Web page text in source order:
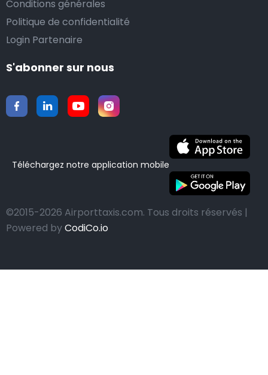
Conditions générales
Politique de confidentialité
Login Partenaire
S'abonner sur nous
Téléchargez notre application mobile
©2015-2026 Airporttaxis.com. Tous droits réservés |
Powered byCodiCo.io